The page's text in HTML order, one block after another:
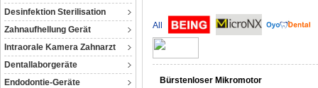
Desinfektion Sterilisation
Zahnaufhellung Gerät
Intraorale Kamera Zahnarzt
Dentallaborgeräte
Endodontie-Geräte
All
Bürstenloser Mikromotor